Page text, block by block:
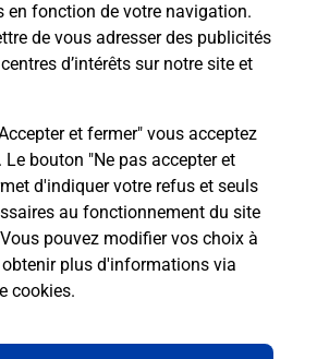
en fonction de votre navigation.
de vous adresser des publicités
d’intérêts sur notre site et
et fermer" vous acceptez
bouton "Ne pas accepter et
d'indiquer votre refus et seuls
au fonctionnement du site
pouvez modifier vos choix à
plus d'informations via
cookies.
- téléassistance
Foix - téléassistance